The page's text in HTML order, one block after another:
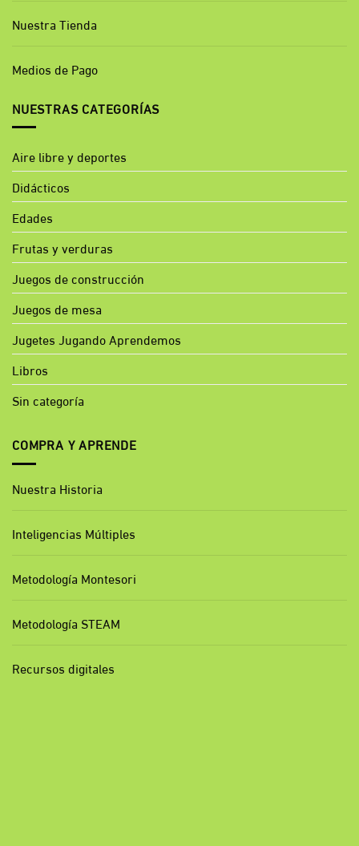
Nuestra Tienda
Medios de Pago
NUESTRAS CATEGORÍAS
Aire libre y deportes
Didácticos
Edades
Frutas y verduras
Juegos de construcción
Juegos de mesa
Jugetes Jugando Aprendemos
Libros
Sin categoría
COMPRA Y APRENDE
Nuestra Historia
Inteligencias Múltiples
Metodología Montesori
Metodología STEAM
Recursos digitales